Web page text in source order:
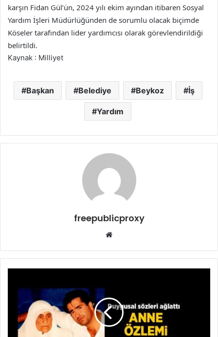
karşın Fidan Gül’ün, 2024 yılı ekim ayından itibaren Sosyal
Yardım İşleri Müdürlüğünden de sorumlu olacak biçimde
Köseler tarafından lider yardımcısı olarak görevlendirildiği
belirtildi.
Kaynak : Milliyet
Başkan Belediye Beykoz İş
Yardım
freepublicproxy
Web